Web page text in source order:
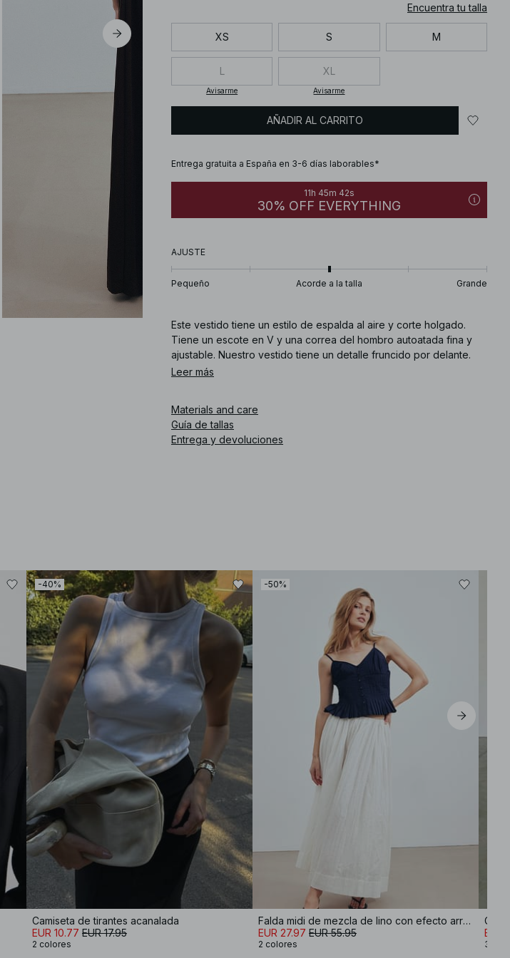
Encuentra tu talla
XS S M
L
Avisarme
XL
Avisarme
AÑADIR AL CARRITO
Entrega gratuita a España en 3-6 días laborables*
11h 45m 41s
30% OFF EVERYTHING
AJUSTE
Pequeño Acorde a la talla Grande
Este vestido tiene un estilo de espalda al aire y corte holgado.
Tiene un escote en V y una correa del hombro autoatada fina y
ajustable. Nuestro vestido tiene un detalle fruncido por delante.
Leer más
Materials and care
Guía de tallas
Entrega y devoluciones
-40%
Camiseta de tirantes acanalada
EUR 10.77 EUR 17.95
2 colores
-50%
Falda midi de mezcla de lino con efecto arrugado
EUR 27.97 EUR 55.95
2 colores
EUR
3